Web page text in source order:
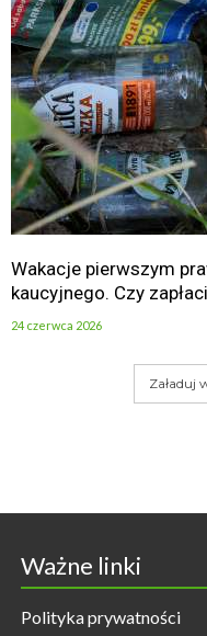
Wakacje pierwszym
kaucyjnego. Czy
24 czerwca 2026
Załaduj
Ważne linki
Polityka prywatności